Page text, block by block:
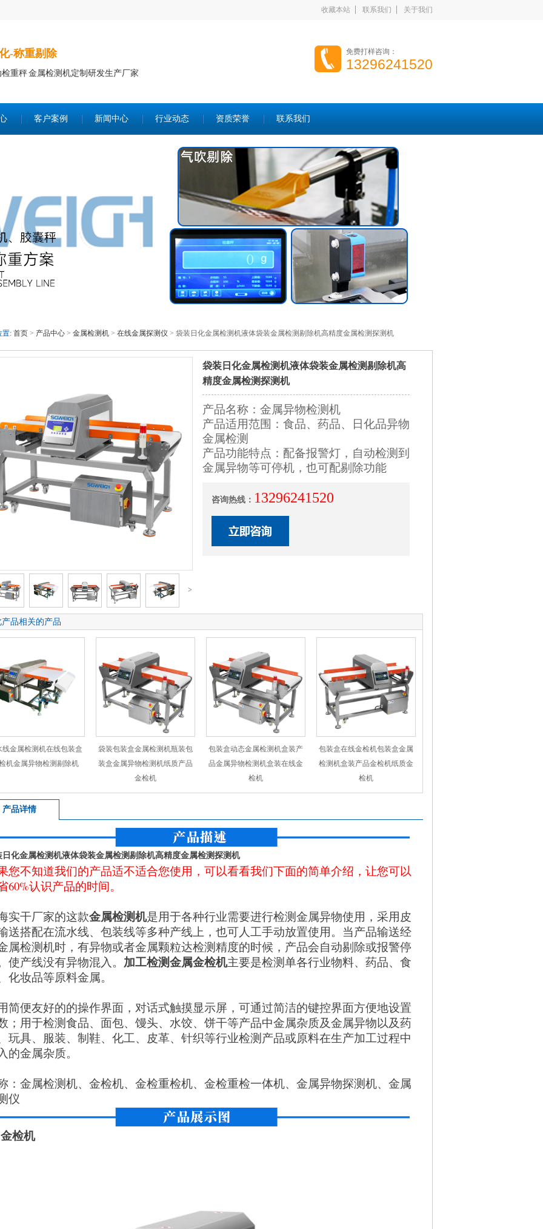
收藏本站 联系我们 关于我们
-称重剔除
重秤 金属检测机定制研发生产厂家
免费打样咨询：
13296241520
客户案例 新闻中心 行业动态 资质荣誉 联系我们
置: 首页 > 产品中心 > 金属检测机 > 在线金属探测仪 > 袋装日化金属检测机液体袋装金属检测剔除机高精度金属检测探测机
>
袋装日化金属检测机液体袋装金属检测剔除机高
精度金属检测探测机
产品名称：金属异物检测机
产品适用范围：食品、药品、日化品异物
金属检测
产品功能特点：配备报警灯，自动检测到
金属异物等可停机，也可配剔除功能
咨询热线： 13296241520
产品相关的产品
线金属检测机在线包装盒
机金属异物检测剔除机
袋装包装盒金属检测机瓶装包
装盒金属异物检测机纸质产品
金检机
包装盒动态金属检测机盒装产
品金属异物检测机盒装在线金
检机
包装盒在线金检机包装盒金属
检测机盒装产品金检机纸质金
检机
产品详情
日化金属检测机液体袋装金属检测剔除机高精度金属检测探测机
您不知道我们的产品适不适合您使用，可以看看我们下面的简单介绍，让您可以
60%认识产品的时间。
实干厂家的这款金属检测机是用于各种行业需要进行检测金属异物使用，采用皮
送搭配在流水线、包装线等多种产线上，也可人工手动放置使用。当产品输送经
属检测机时，有异物或者金属颗粒达检测精度的时候，产品会自动剔除或报警停
使产线没有异物混入。 加工检测金属金检机主要是检测单各行业物料、药品、食
化妆品等原料金属。
简便友好的的操作界面，对话式触摸显示屏，可通过简洁的键控界面方便地设置
；用于检测食品、面包、馒头、水饺、饼干等产品中金属杂质及金属异物以及药
玩具、服装、制鞋、化工、皮革、针织等行业检测产品或原料在生产加工过程中
的金属杂质。
：金属检测机、金检机、金检重检机、金检重检一体机、金属异物探测机、金属
仪
检机